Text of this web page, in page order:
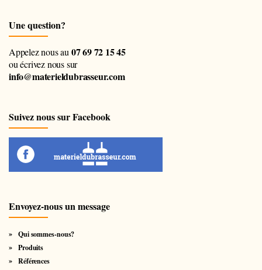
Une question?
Appelez nous au 07 69 72 15 45
ou écrivez nous sur
info@materieldubrasseur.com
Suivez nous sur Facebook
Envoyez-nous un message
Qui sommes-nous?
Produits
Références